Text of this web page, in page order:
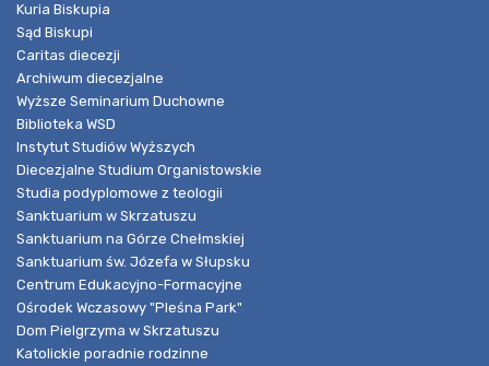
Kuria Biskupia
Sąd Biskupi
Caritas diecezji
Archiwum diecezjalne
Wyższe Seminarium Duchowne
Biblioteka WSD
Instytut Studiów Wyższych
Diecezjalne Studium Organistowskie
Studia podyplomowe z teologii
Sanktuarium w Skrzatuszu
Sanktuarium na Górze Chełmskiej
Sanktuarium św. Józefa w Słupsku
Centrum Edukacyjno-Formacyjne
Ośrodek Wczasowy "Pleśna Park"
Dom Pielgrzyma w Skrzatuszu
Katolickie poradnie rodzinne